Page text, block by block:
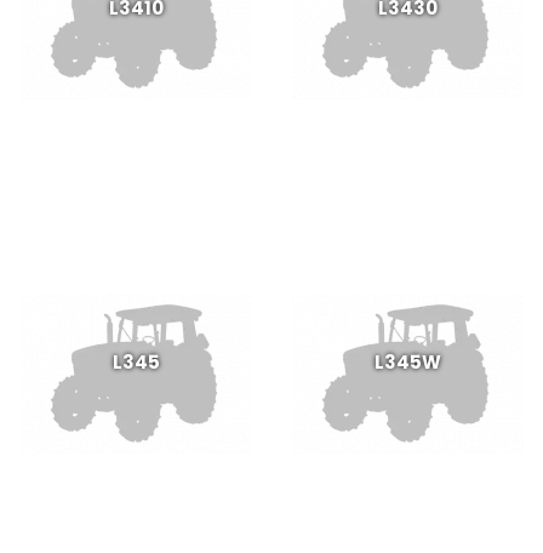
L3410 L3430
L345 L345W